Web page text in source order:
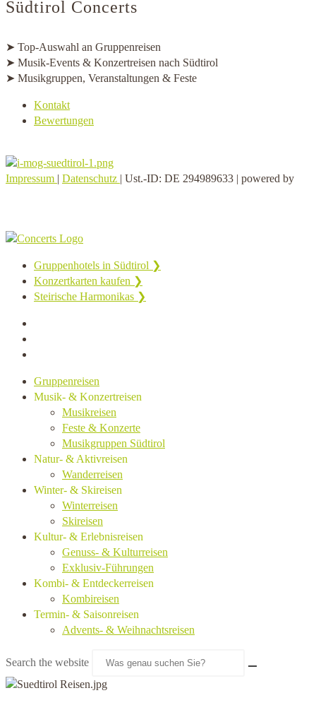
Südtirol Concerts
➤ Top-Auswahl an Gruppenreisen
➤ Musik-Events & Konzertreisen nach Südtirol
➤ Musikgruppen, Veranstaltungen & Feste
Kontakt
Bewertungen
Impressum | Datenschutz | Ust.-ID: DE 294989633 | powered by
Gruppenhotels in Südtirol ❯
Konzertkarten kaufen ❯
Steirische Harmonikas ❯
Gruppenreisen
Musik- & Konzertreisen
Musikreisen
Feste & Konzerte
Musikgruppen Südtirol
Natur- & Aktivreisen
Wanderreisen
Winter- & Skireisen
Winterreisen
Skireisen
Kultur- & Erlebnisreisen
Genuss- & Kulturreisen
Exklusiv-Führungen
Kombi- & Entdeckerreisen
Kombireisen
Termin- & Saisonreisen
Advents- & Weihnachtsreisen
Search the website